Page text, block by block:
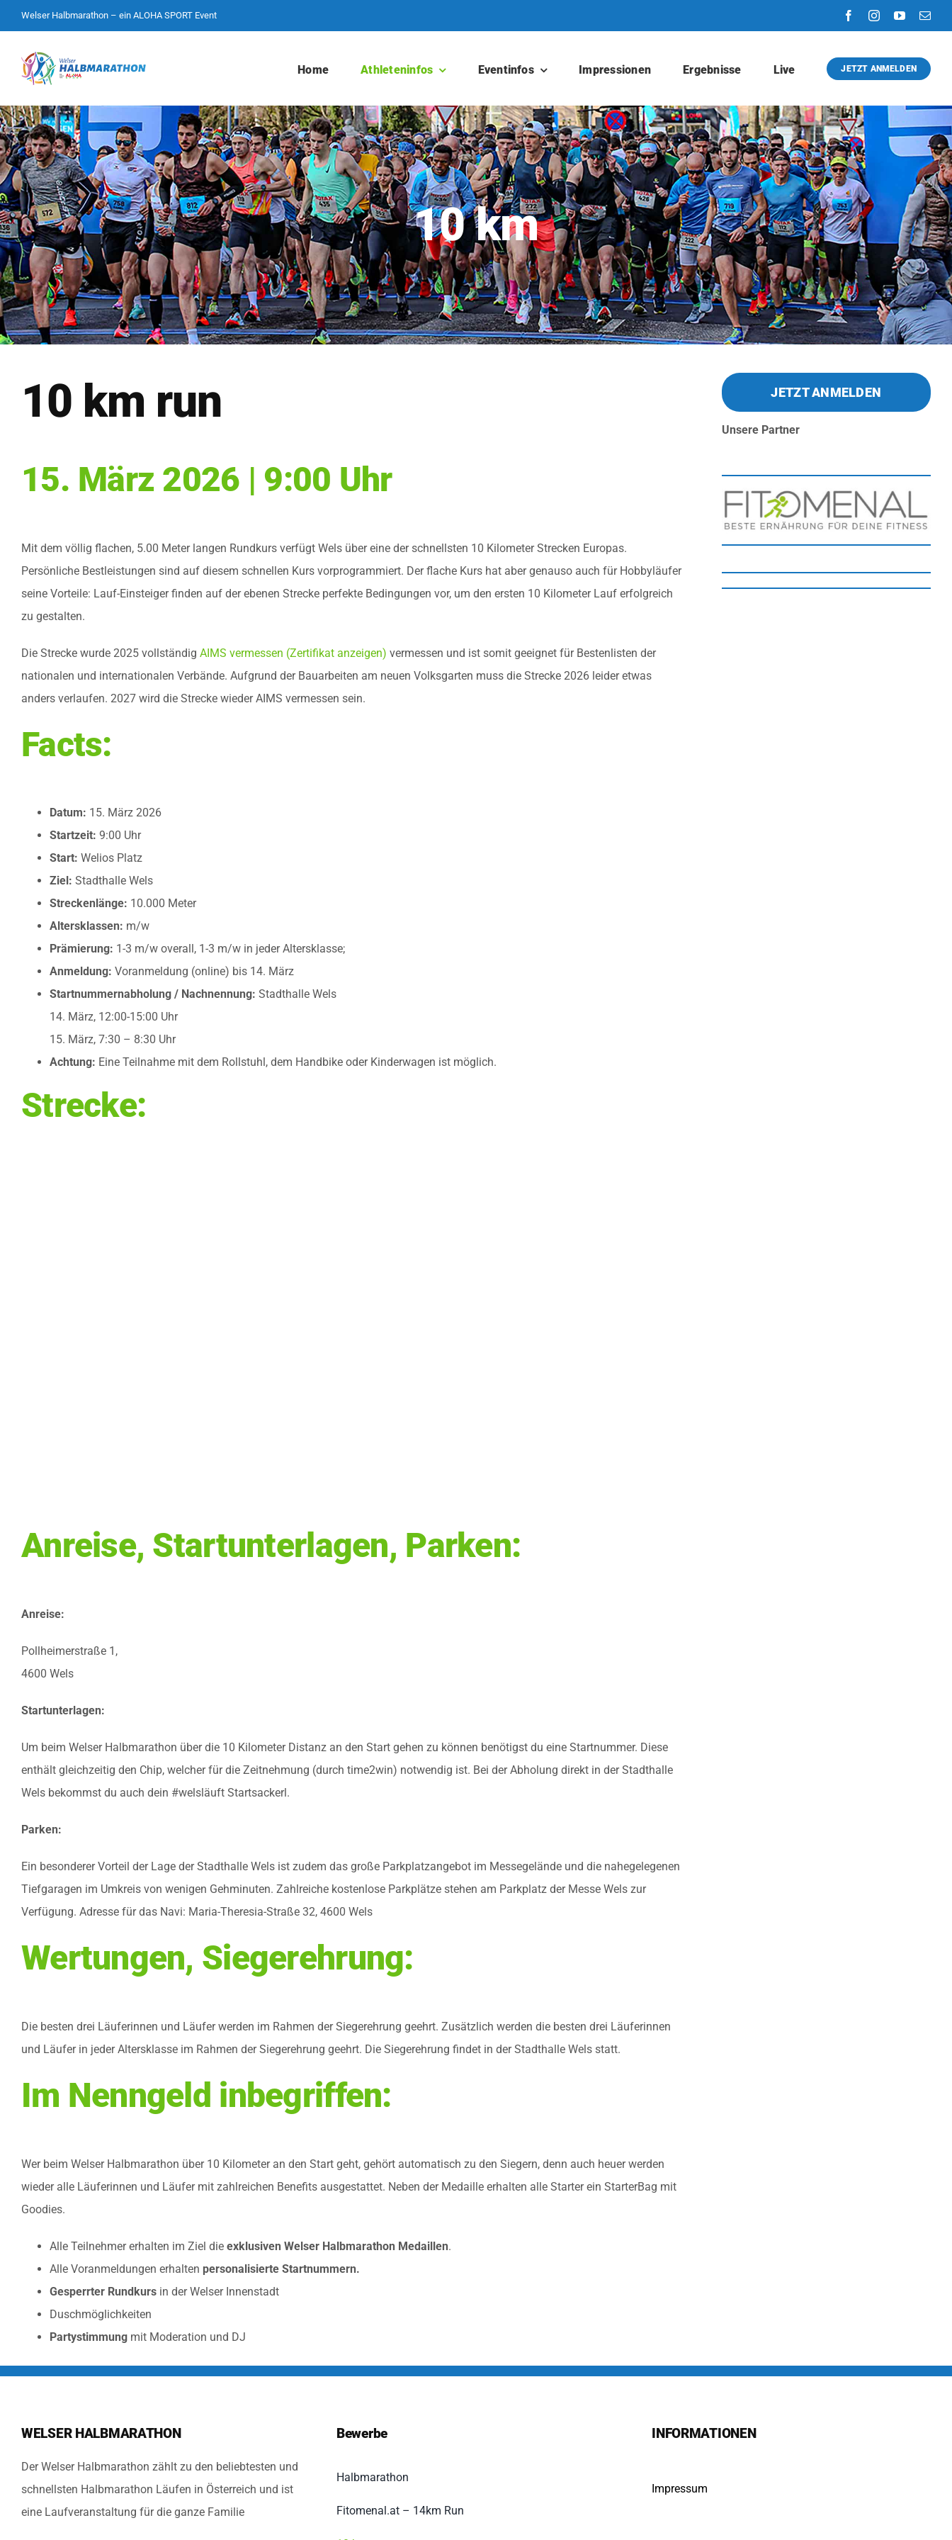
Zum
Inhalt
springen
Welser Halbmarathon – ein ALOHA SPORT Event
Home Athleteninfos Eventinfos Impressionen Ergebnisse Live JETZT ANMELDEN
10 km
10 km run
15. März 2026 | 9:00 Uhr
Mit dem völlig flachen, 5.00 Meter langen Rundkurs verfügt Wels über eine der schnellsten 10 Kilometer Strecken Europas.
Persönliche Bestleistungen sind auf diesem schnellen Kurs vorprogrammiert. Der flache Kurs hat aber genauso auch für Hobbyläufer
seine Vorteile: Lauf-Einsteiger finden auf der ebenen Strecke perfekte Bedingungen vor, um den ersten 10 Kilometer Lauf erfolgreich
zu gestalten.
Die Strecke wurde 2025 vollständig AIMS vermessen (Zertifikat anzeigen) vermessen und ist somit geeignet für Bestenlisten der
nationalen und internationalen Verbände. Aufgrund der Bauarbeiten am neuen Volksgarten muss die Strecke 2026 leider etwas
anders verlaufen. 2027 wird die Strecke wieder AIMS vermessen sein.
Facts:
Datum: 15. März 2026
Startzeit: 9:00 Uhr
Start: Welios Platz
Ziel: Stadthalle Wels
Streckenlänge: 10.000 Meter
Altersklassen: m/w
Prämierung: 1-3 m/w overall, 1-3 m/w in jeder Altersklasse;
Anmeldung: Voranmeldung (online) bis 14. März
Startnummernabholung / Nachnennung: Stadthalle Wels
14. März, 12:00-15:00 Uhr
15. März, 7:30 – 8:30 Uhr
Achtung: Eine Teilnahme mit dem Rollstuhl, dem Handbike oder Kinderwagen ist möglich.
Strecke:
Anreise, Startunterlagen, Parken:
Anreise:
Pollheimerstraße 1,
4600 Wels
Startunterlagen:
Um beim Welser Halbmarathon über die 10 Kilometer Distanz an den Start gehen zu können benötigst du eine Startnummer. Diese
enthält gleichzeitig den Chip, welcher für die Zeitnehmung (durch time2win) notwendig ist. Bei der Abholung direkt in der Stadthalle
Wels bekommst du auch dein #welsläuft Startsackerl.
Parken:
Ein besonderer Vorteil der Lage der Stadthalle Wels ist zudem das große Parkplatzangebot im Messegelände und die nahegelegenen
Tiefgaragen im Umkreis von wenigen Gehminuten. Zahlreiche kostenlose Parkplätze stehen am Parkplatz der Messe Wels zur
Verfügung. Adresse für das Navi: Maria-Theresia-Straße 32, 4600 Wels
Wertungen, Siegerehrung:
Die besten drei Läuferinnen und Läufer werden im Rahmen der Siegerehrung geehrt. Zusätzlich werden die besten drei Läuferinnen
und Läufer in jeder Altersklasse im Rahmen der Siegerehrung geehrt. Die Siegerehrung findet in der Stadthalle Wels statt.
Im Nenngeld inbegriffen:
Wer beim Welser Halbmarathon über 10 Kilometer an den Start geht, gehört automatisch zu den Siegern, denn auch heuer werden
wieder alle Läuferinnen und Läufer mit zahlreichen Benefits ausgestattet. Neben der Medaille erhalten alle Starter ein StarterBag mit
Goodies.
Alle Teilnehmer erhalten im Ziel die exklusiven Welser Halbmarathon Medaillen.
Alle Voranmeldungen erhalten personalisierte Startnummern.
Gesperrter Rundkursin der Welser Innenstadt
Duschmöglichkeiten
Partystimmungmit Moderation und DJ
JETZT ANMELDEN
Unsere Partner
WELSER HALBMARATHON
Der Welser Halbmarathon zählt zu den beliebtesten und
schnellsten Halbmarathon Läufen in Österreich und ist
eine Laufveranstaltung für die ganze Familie
Bewerbe
Halbmarathon
Fitomenal.at – 14km Run
INFORMATIONEN
Impressum